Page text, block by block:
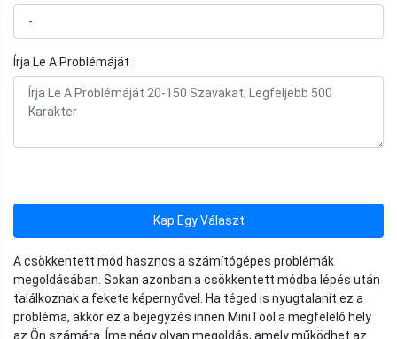
Írja Le A Problémáját
Kap Egy Választ
A csökkentett mód hasznos a számítógépes problémák
megoldásában. Sokan azonban a csökkentett módba lépés után
találkoznak a fekete képernyővel. Ha téged is nyugtalanít ez a
probléma, akkor ez a bejegyzés innen MiniTool a megfelelő hely
az Ön számára. Íme négy olyan megoldás, amely működhet az